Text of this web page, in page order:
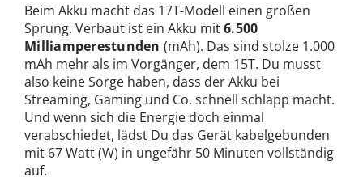
Beim Akku macht das 17T-Modell einen großen
Sprung. Verbaut ist ein Akku mit6.500
Milliamperestunden (mAh). Das sind stolze 1.000
mAh mehr als im Vorgänger, dem 15T. Du musst
also keine Sorge haben, dass der Akku bei
Streaming, Gaming und Co. schnell schlapp macht.
Und wenn sich die Energie doch einmal
verabschiedet, lädst Du das Gerät kabelgebunden
mit 67 Watt (W) in ungefähr 50 Minuten vollständig
auf.